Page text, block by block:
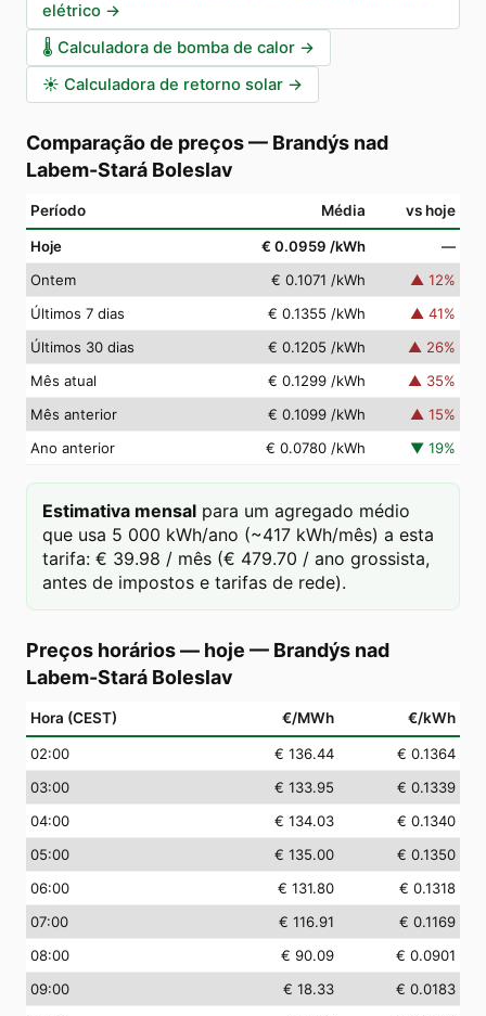
elétrico →
🌡️ Calculadora de bomba de calor →
☀️ Calculadora de retorno solar →
Comparação de preços— Brandýs nad
Labem-Stará Boleslav
Período Média vs hoje
Hoje € 0.0959 /kWh
—
Ontem
€ 0.1071 /kWh ▲ 12%
Últimos 7 dias
€ 0.1355 /kWh ▲ 41%
Últimos 30 dias
€ 0.1205 /kWh ▲ 26%
Mês atual
€ 0.1299 /kWh ▲ 35%
Mês anterior
€ 0.1099 /kWh ▲ 15%
Ano anterior
€ 0.0780 /kWh ▼ 19%
Estimativa mensal para um agregado médio
que usa 5 000 kWh/ano (~417 kWh/mês) a esta
tarifa: € 39.98 / mês (€ 479.70 / ano grossista,
antes de impostos e tarifas de rede).
Preços horários — hoje — Brandýs nad
Labem-Stará Boleslav
Hora (CEST) €/MWh €/kWh
02:00 € 136.44
€ 0.1364
03:00 € 133.95
€ 0.1339
04:00 € 134.03
€ 0.1340
05:00 € 135.00
€ 0.1350
06:00 € 131.80
€ 0.1318
07:00 € 116.91
€ 0.1169
08:00 € 90.09
€ 0.0901
09:00 € 18.33
€ 0.0183